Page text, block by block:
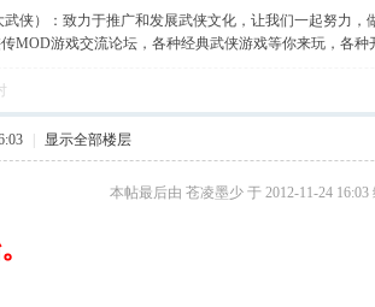
武侠）：致力于推广和发展武侠文化，让我们一起努力，
MOD游戏交流论坛，各种经典武侠游戏等你来玩，各种
显示全部楼层
本帖最后由 苍凌墨少 于 2012-11-24 16:03